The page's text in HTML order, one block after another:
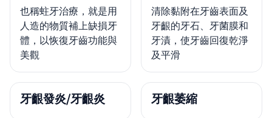
也稱蛀牙治療，就是用
人造的物質補上缺損牙
體，以恢復牙齒功能與
美觀
清除黏附在牙齒表面及
牙齦的牙石、牙菌膜和
牙漬，使牙齒回復乾淨
及平滑
牙齦發炎/牙齦炎 牙齦萎縮